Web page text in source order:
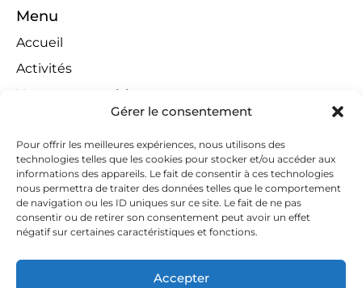
Gérer le consentement
Pour offrir les meilleures expériences, nous utilisons des
technologies telles que les cookies pour stocker et/ou accéder aux
informations des appareils. Le fait de consentir à ces technologies
nous permettra de traiter des données telles que le comportement
de navigation ou les ID uniques sur ce site. Le fait de ne pas
consentir ou de retirer son consentement peut avoir un effet
négatif sur certaines caractéristiques et fonctions.
Accepter
Menu
Accueil
Activités
Ventes aux enchères
Compétences territoriales
Jeux concours
Liens
Contact
Contactez-nous